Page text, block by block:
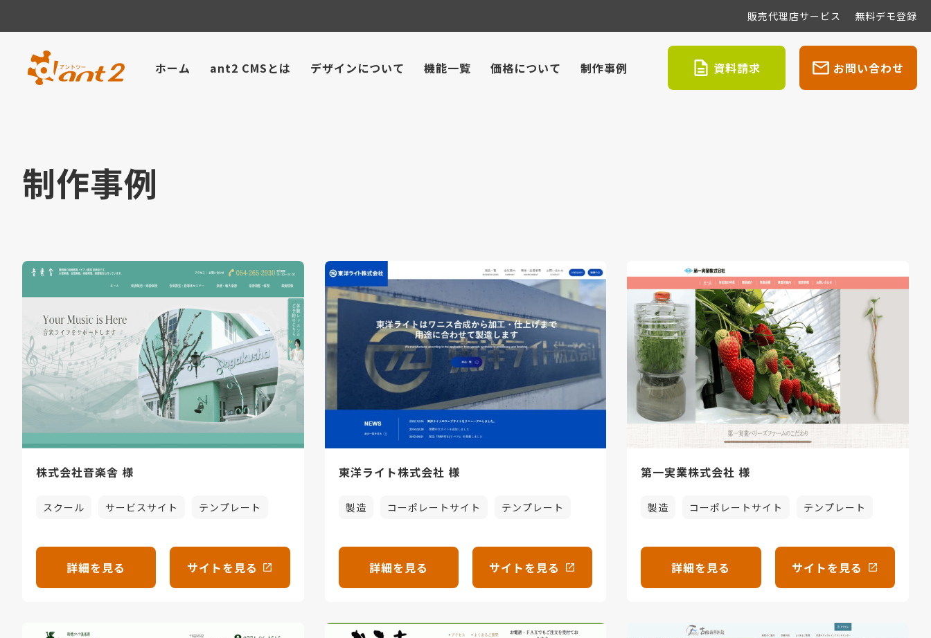
販売代理店サービス 無料デモ登録
ホーム ant2 CMSとは デザインについて 機能一覧 価格について 制作事例 資料請求 お問い合わせ
制作事例
株式会社音楽舎 様
スクール サービスサイト テンプレート
詳細を見る サイトを見る
東洋ライト株式会社 様
製造 コーポレートサイト テンプレート
詳細を見る サイトを見る
第一実業株式会社 様
製造 コーポレートサイト テンプレート
詳細を見る サイトを見る